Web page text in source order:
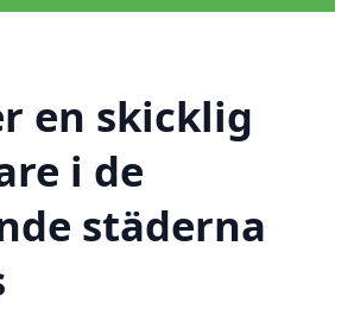
en skicklig
i de
städerna